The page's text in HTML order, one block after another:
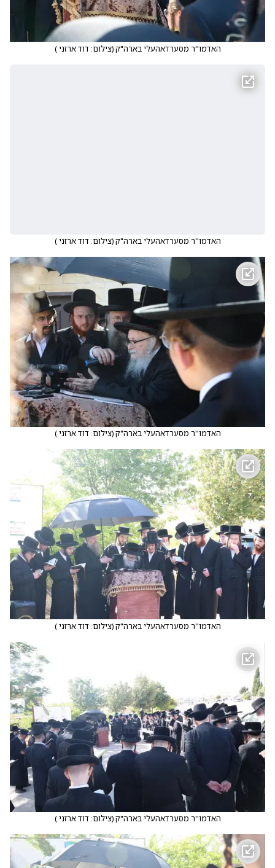
האדמו''ר מסערדאהעלי בארה"ק(צילום: דוד ארזני)
האדמו''ר מסערדאהעלי בארה"ק(צילום: דוד ארזני)
האדמו''ר מסערדאהעלי בארה"ק(צילום: דוד ארזני)
האדמו''ר מסערדאהעלי בארה"ק(צילום: דוד ארזני)
האדמו''ר מסערדאהעלי בארה"ק(צילום: דוד ארזני)